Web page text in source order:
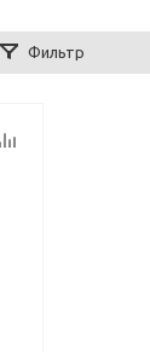
Фильтр